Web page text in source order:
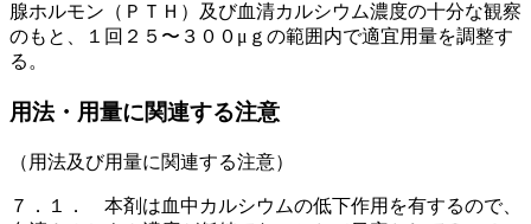
腺ホルモン（ＰＴＨ）及び血清カルシウム濃度の十分な観察
のもと、１回２５〜３００μｇの範囲内で適宜用量を調整す
る。
用法・用量に関連する注意
（用法及び用量に関連する注意）
７．１． 本剤は血中カルシウムの低下作用を有するので、